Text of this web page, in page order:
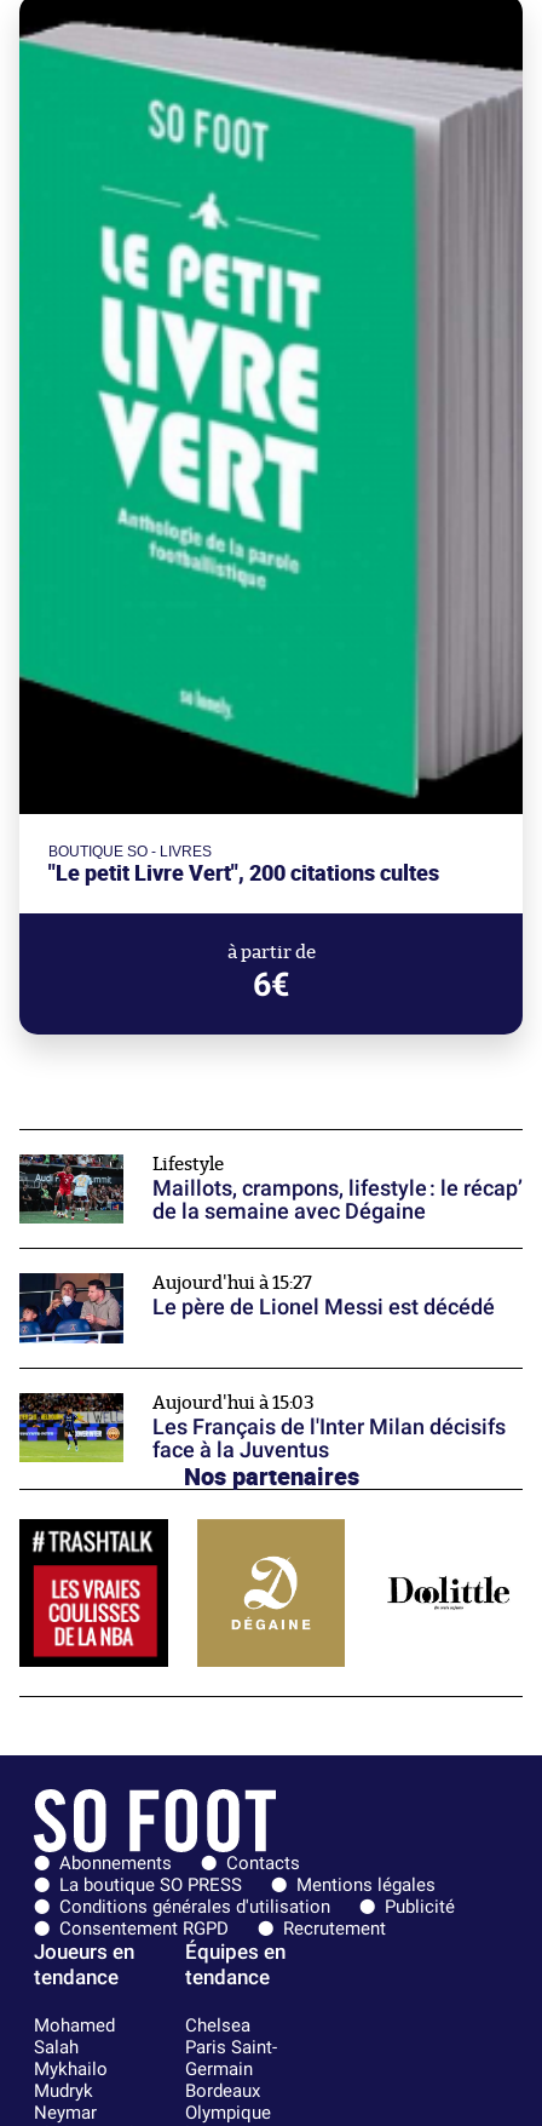
BOUTIQUE SO - LIVRES
"Le petit Livre Vert", 200 citations cultes
à partir de
6€
Lifestyle
Maillots, crampons, lifestyle : le récap’
de la semaine avec Dégaine
Aujourd'hui à 15:27
Le père de Lionel Messi est décédé
Aujourd'hui à 15:03
Les Français de l'Inter Milan décisifs
face à la Juventus
Nos partenaires
Abonnements
Contacts
La boutique SO PRESS
Mentions légales
Conditions générales d'utilisation
Publicité
Consentement RGPD
Recrutement
Joueurs en
tendance
Mohamed
Salah
Mykhailo
Mudryk
Neymar
Équipes en
tendance
Chelsea
Paris Saint-
Germain
Bordeaux
Olympique